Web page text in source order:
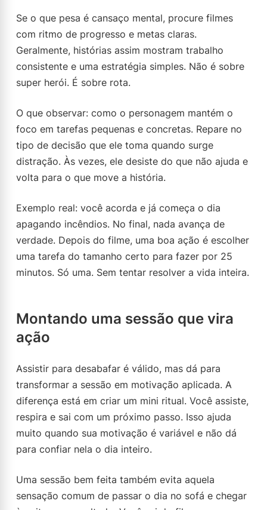
Se o que pesa é cansaço mental, procure filmes
com ritmo de progresso e metas claras.
Geralmente, histórias assim mostram trabalho
consistente e uma estratégia simples. Não é sobre
super herói. É sobre rota.
O que observar: como o personagem mantém o
foco em tarefas pequenas e concretas. Repare no
tipo de decisão que ele toma quando surge
distração. Às vezes, ele desiste do que não ajuda e
volta para o que move a história.
Exemplo real: você acorda e já começa o dia
apagando incêndios. No final, nada avança de
verdade. Depois do filme, uma boa ação é escolher
uma tarefa do tamanho certo para fazer por 25
minutos. Só uma. Sem tentar resolver a vida inteira.
Montando uma sessão que vira
ação
Assistir para desabafar é válido, mas dá para
transformar a sessão em motivação aplicada. A
diferença está em criar um mini ritual. Você assiste,
respira e sai com um próximo passo. Isso ajuda
muito quando sua motivação é variável e não dá
para confiar nela o dia inteiro.
Uma sessão bem feita também evita aquela
sensação comum de passar o dia no sofá e chegar